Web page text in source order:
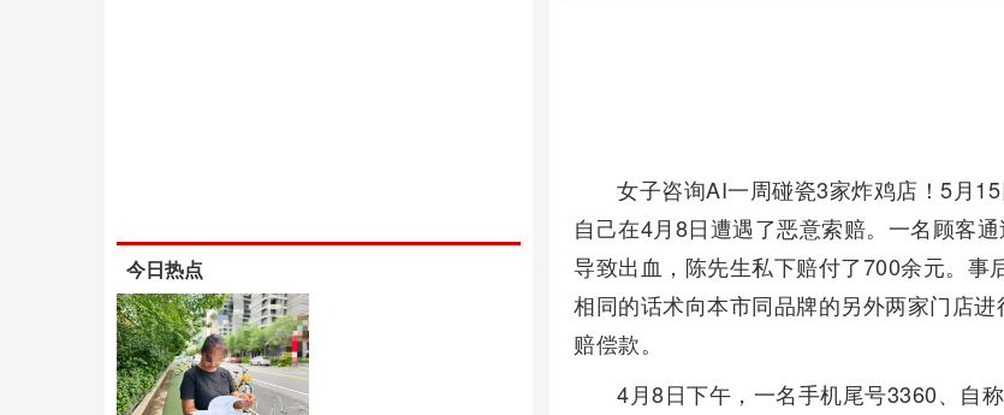
女子咨询AI一周碰瓷3家炸鸡店！5月
自己在4月8日遭遇了恶意索赔。一名顾客
导致出血，陈先生私下赔付了700余元。事
相同的话术向本市同品牌的另外两家门店
赔偿款。
4月8日下午，一名手机尾号3360、自
今日热点